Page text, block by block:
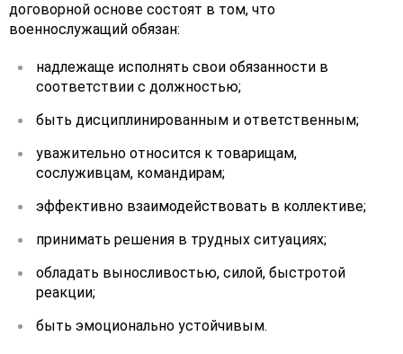
договорной основе состоят в том, что
военнослужащий обязан:
надлежаще исполнять свои обязанности в
соответствии с должностью;
быть дисциплинированным и ответственным;
уважительно относится к товарищам,
сослуживцам, командирам;
эффективно взаимодействовать в коллективе;
принимать решения в трудных ситуациях;
обладать выносливостью, силой, быстротой
реакции;
быть эмоционально устойчивым.